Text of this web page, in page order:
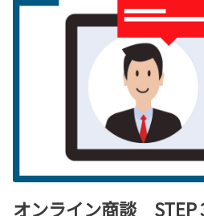
オンライン商談 STEP